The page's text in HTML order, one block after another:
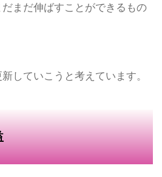
まだ伸ばすことができるもの
していこうと考えています。